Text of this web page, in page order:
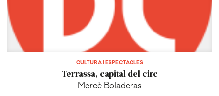
CULTURA I ESPECTACLES
Terrassa, capital del circ
Mercè Boladeras